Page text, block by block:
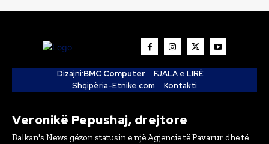
Dizajni:BMC Computer
FJALA e LIRË
Shqipëria-Etnike.com
Kontakti
Veronikë Pepushaj, drejtore
Balkan's News gëzon statusin e një Agjencie të Pavarur dhe të